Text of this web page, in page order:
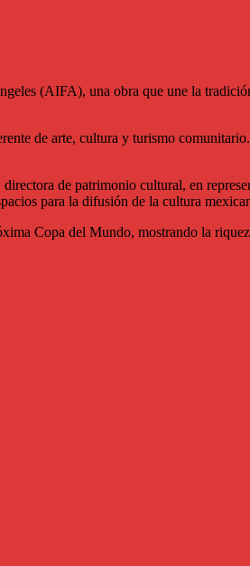
(AIFA), una obra que une la
de arte, cultura y turismo
de patrimonio cultural, en
para la difusión de la cultura
Copa del Mundo, mostrando la